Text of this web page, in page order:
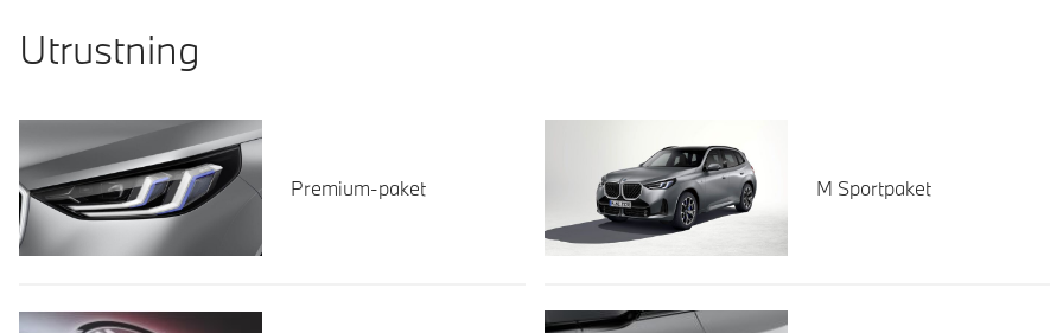
Utrustning
Premium-paket M Sportpaket